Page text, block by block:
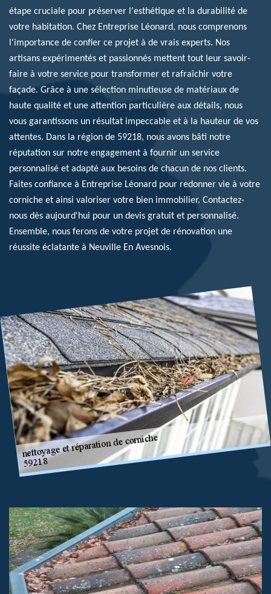
étape cruciale pour préserver l'esthétique et la durabilité de
votre habitation. Chez Entreprise Léonard, nous comprenons
l'importance de confier ce projet à de vrais experts. Nos
artisans expérimentés et passionnés mettent tout leur savoir-
faire à votre service pour transformer et rafraîchir votre
façade. Grâce à une sélection minutieuse de matériaux de
haute qualité et une attention particulière aux détails, nous
vous garantissons un résultat impeccable et à la hauteur de vos
attentes. Dans la région de 59218, nous avons bâti notre
réputation sur notre engagement à fournir un service
personnalisé et adapté aux besoins de chacun de nos clients.
Faites confiance à Entreprise Léonard pour redonner vie à votre
corniche et ainsi valoriser votre bien immobilier. Contactez-
nous dès aujourd'hui pour un devis gratuit et personnalisé.
Ensemble, nous ferons de votre projet de rénovation une
réussite éclatante à Neuville En Avesnois.